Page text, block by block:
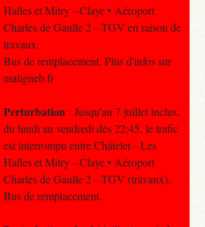
Halles et Mitry – Claye • Aéroport
Charles de Gaulle 2 – TGV en raison de
travaux.
Bus de remplacement. Plus d'infos sur
maligneb.fr
Perturbation : Jusqu'au 7 juillet inclus,
du lundi au vendredi dès 22:45, le trafic
est interrompu entre Châtelet – Les
Halles et Mitry – Claye • Aéroport
Charles de Gaulle 2 – TGV (travaux).
Bus de remplacement.